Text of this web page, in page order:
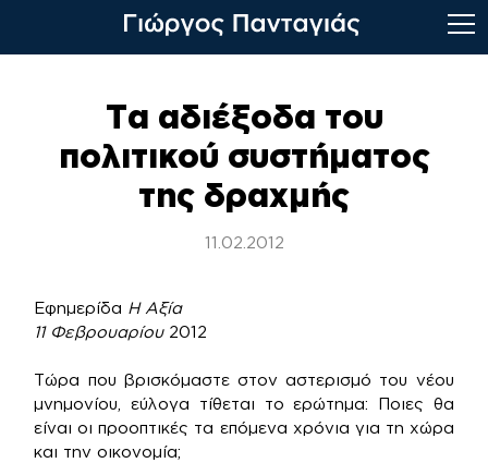
Τα αδιέξοδα του
πολιτικού συστήματος
της δραχμής
11.02.2012
Εφημερίδα Η Αξία
11 Φεβρουαρίου 2012
Τώρα που βρισκόμαστε στον αστερισμό του νέου
μνημονίου, εύλογα τίθεται το ερώτημα: Ποιες θα
είναι οι προοπτικές τα επόμενα χρόνια για τη χώρα
και την οικονομία;